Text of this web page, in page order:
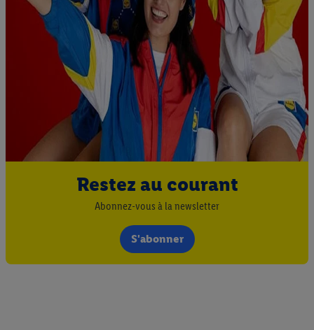
Restez au courant
Abonnez-vous à la newsletter
S'abonner